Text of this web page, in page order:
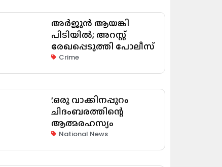
അർജുൻ ആയങ്കി
പിടിയിൽ; അറസ്റ്റ്
രേഖപ്പെടുത്തി പോലീസ്
Crime
’.ഒരു വാക്കിനപ്പുറം
ചിദംബരത്തിന്റെ
ആത്മരഹസ്യം
National News